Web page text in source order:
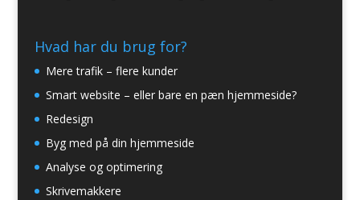
Hvad har du brug for?
Mere trafik – flere kunder
Smart website – eller bare en pæn hjemmeside?
Redesign
Byg med på din hjemmeside
Analyse og optimering
Skrivemakkere